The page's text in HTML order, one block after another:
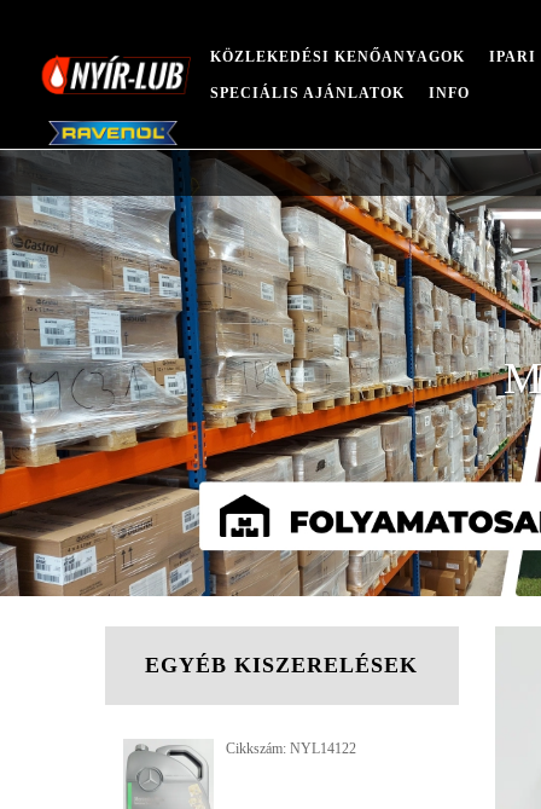
KÖZLEKEDÉSI KENŐANYAGOK IPARI
SPECIÁLIS AJÁNLATOK INFO
EGYÉB KISZERELÉSEK
Cikkszám: NYL14122